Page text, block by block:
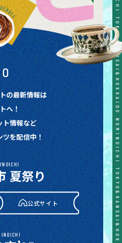
の最新情報は
へ！
ト情報など
ツを配信中！
夏祭り
公式サイト